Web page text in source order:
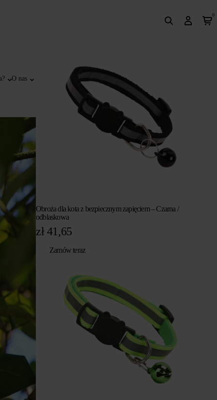
O nas
0
Obroża dla kota z bezpiecznym zapięciem – Czarna /
odblaskowa
zł41,65
Zamów teraz